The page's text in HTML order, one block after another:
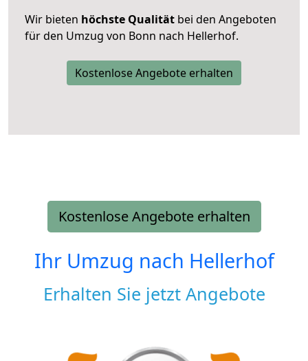
Wir bieten höchste Qualität bei den Angeboten
für den Umzug von Bonn nach Hellerhof.
Kostenlose Angebote erhalten
Kostenlose Angebote erhalten
Ihr Umzug nach Hellerhof
Erhalten Sie jetzt Angebote